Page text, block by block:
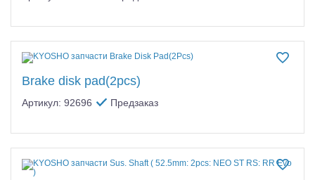
Brake disk pad(2pcs)
Артикул: 92696 Предзаказ